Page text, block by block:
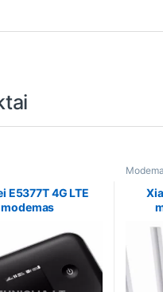
E5377T 4G LTE
modemas